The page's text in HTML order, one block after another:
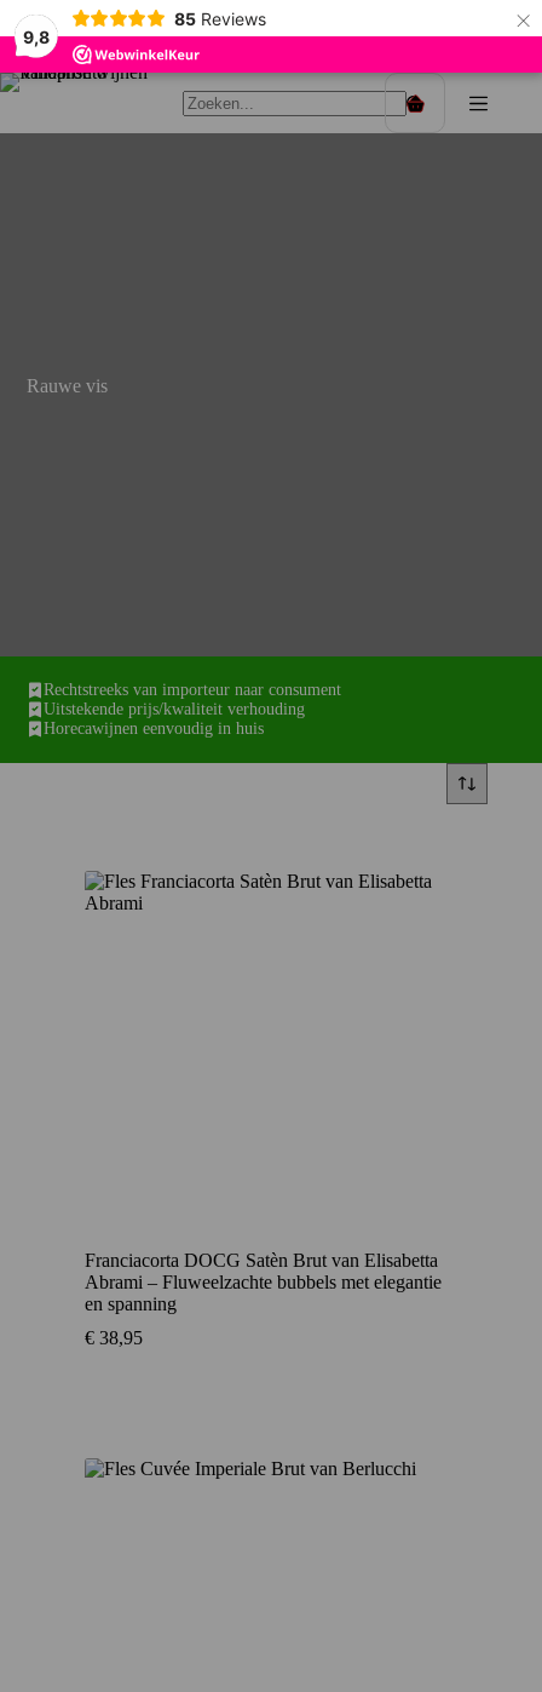
9,8
85 Reviews ×
Ga
Winkelwagen
Rauwe vis
Rechtstreeks van importeur naar consument
Uitstekende prijs/kwaliteit verhouding
Horecawijnen eenvoudig in huis
Franciacorta DOCG Satèn Brut van Elisabetta
Abrami – Fluweelzachte bubbels met elegantie
en spanning
€ 38,95